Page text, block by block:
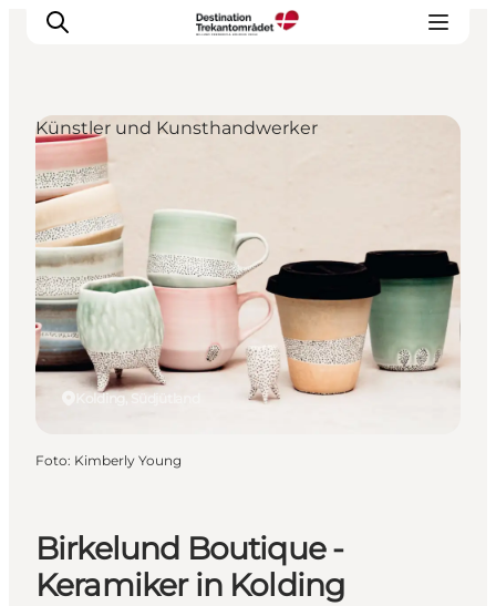
LEGOLAND® Billund Resort
Städte
Erlebnisse
Unterkünfte
Reiseplanung
Tickets
Birkelund Boutique -
Keramiker in Kolding
Kolding, Südjütland
Künstler und Kunsthandwerker
Foto: Kimberly Young